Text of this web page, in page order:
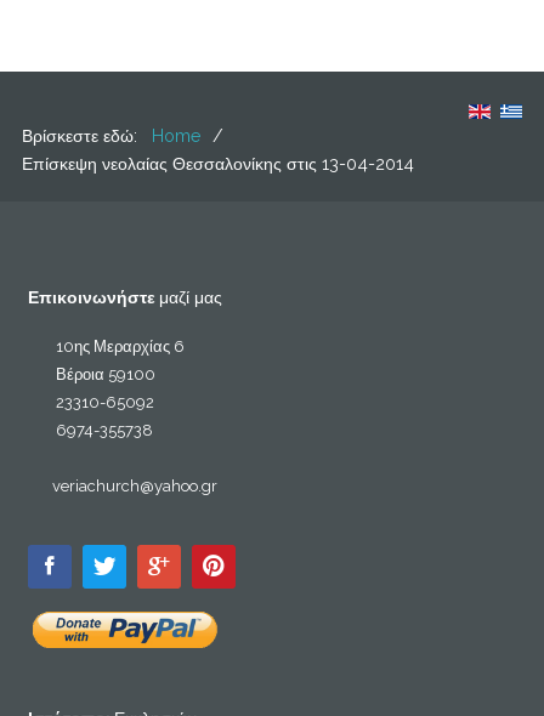
Βρίσκεστε εδώ: Home /
Επίσκεψη νεολαίας Θεσσαλονίκης στις 13-04-2014
Επικοινωνήστε μαζί μας
10ης Μεραρχίας 6
Βέροια 59100
23310-65092
6974-355738
veriachurch@yahoo.gr